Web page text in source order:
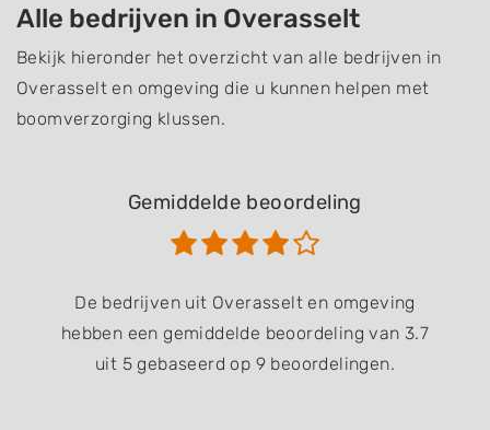
Alle bedrijven in Overasselt
Bekijk hieronder het overzicht van alle bedrijven in
Overasselt en omgeving die u kunnen helpen met
boomverzorging klussen.
Gemiddelde beoordeling
De bedrijven uit Overasselt en omgeving
hebben een gemiddelde beoordeling van 3.7
uit 5 gebaseerd op 9 beoordelingen.